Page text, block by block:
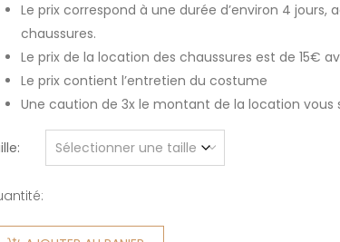
Le prix correspond à une durée d’environ 4 jours,
chaussures.
Le prix de la location des chaussures est de 15€
Le prix contient l’entretien du costume
Une caution de 3x le montant de la location vous